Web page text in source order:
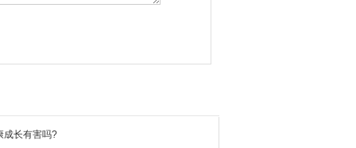
成长有害吗?